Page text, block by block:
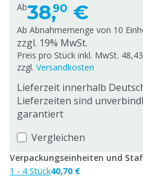
Ab38,90 €
Ab Abnahmemenge von 10
zzgl. 19% MwSt.
Preis pro Stück inkl. MwSt.
zzgl. Versandkosten
Lieferzeit innerhalb
Lieferzeiten sind
garantiert
Vergleichen
Verpackungseinheiten und
1 - 4 Stück40,70 €